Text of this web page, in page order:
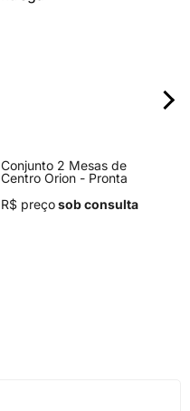
Conjunto 2 Mesas de
Centro Orion - Pronta
R$ preçosob consulta